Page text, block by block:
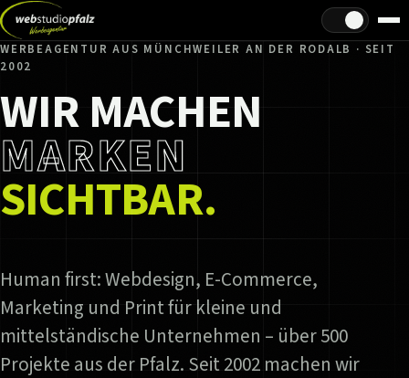
Hell/Dunkel
WERBEAGENTUR AUS MÜNCHWEILER AN DER RODALB · SEIT
2002
WIR MACHEN
MARKEN
SICHTBAR.
Human first: Webdesign, E-Commerce,
Marketing und Print für kleine und
mittelständische Unternehmen – über 500
Projekte aus der Pfalz. Seit 2002 machen wir